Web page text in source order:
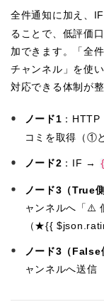
全件通知に加え、
ることで、低評価
加できます。「全
チャンネル」を使
対応できる体制が整
ノード1 ：
コミを取得（①
ノード2 ：IF →
ノード3（True側
ャンネルへ「⚠️
（★{{
ノード3（False
ャンネルへ送信